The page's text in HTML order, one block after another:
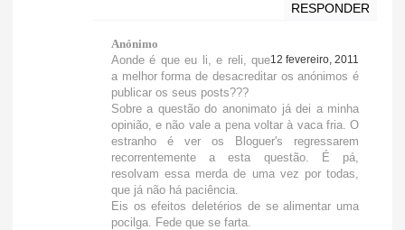
RESPONDER
Anónimo
12 fevereiro, 2011
Aonde é que eu li, e reli, que
a melhor forma de desacreditar os anónimos é
publicar os seus posts???
Sobre a questão do anonimato já dei a minha
opinião, e não vale a pena voltar à vaca fria. O
estranho é ver os Bloguer's regressarem
recorrentemente a esta questão. É pá,
resolvam essa merda de uma vez por todas,
que já não há paciência.
Eis os efeitos deletérios de se alimentar uma
pocilga. Fede que se farta.